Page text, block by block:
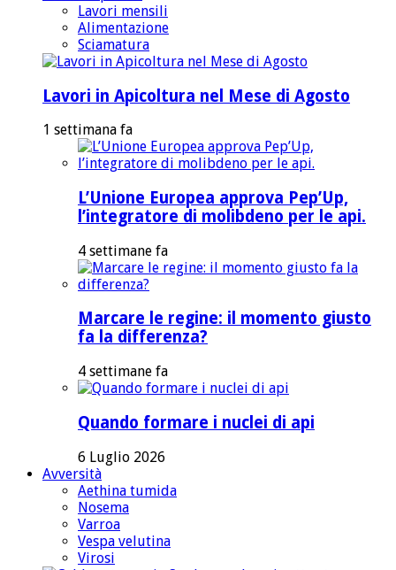
Lavori mensili
Alimentazione
Sciamatura
Lavori in Apicoltura nel Mese di Agosto
1 settimana fa
L’Unione Europea approva Pep’Up,
l’integratore di molibdeno per le api.
4 settimane fa
Marcare le regine: il momento giusto
fa la differenza?
4 settimane fa
Quando formare i nuclei di api
6 Luglio 2026
Avversità
Aethina tumida
Nosema
Varroa
Vespa velutina
Virosi